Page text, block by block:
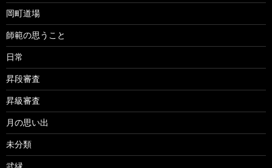
岡町道場
師範の思うこと
日常
昇段審査
昇級審査
月の思い出
未分類
武縁